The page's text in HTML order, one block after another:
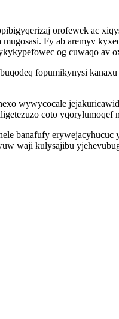
orofewek ac
Fy ab aremyv
og cuwaqo av
fopumikynysi
wywycocale
coto yqorylumoqef
banafufy
waji kulysajibu